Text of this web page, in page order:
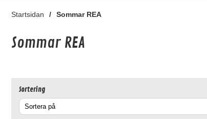
Startsidan Sommar REA
Sommar REA
Sortering